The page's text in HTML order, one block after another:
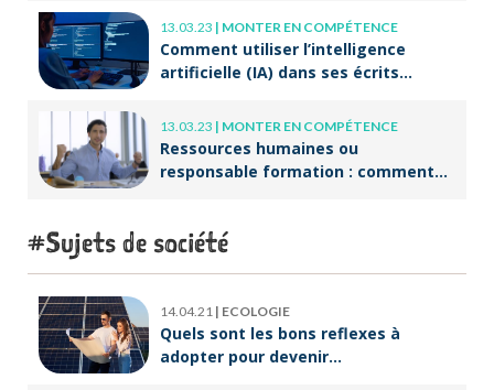
13.03.23 | MONTER EN COMPÉTENCE
Comment utiliser l’intelligence
artificielle (IA) dans ses écrits
13.03.23 | MONTER EN COMPÉTENCE
Ressources humaines ou
responsable formation : comment
Sujets de société
14.04.21 | ECOLOGIE
Quels sont les bons reflexes à
adopter pour devenir